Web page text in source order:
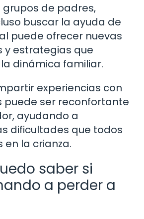
grupos de padres,
buscar la ayuda de
puede ofrecer nuevas
y estrategias que
dinámica familiar.
experiencias con
puede ser reconfortante
ayudando a
dificultades que todos
la crianza.
saber si
a perder a